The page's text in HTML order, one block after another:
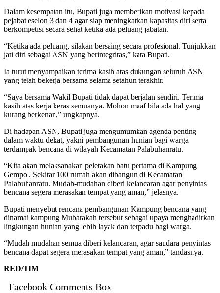
Dalam kesempatan itu, Bupati juga memberikan motivasi kepada
pejabat eselon 3 dan 4 agar siap meningkatkan kapasitas diri serta
berkompetisi secara sehat ketika ada peluang jabatan.
“Ketika ada peluang, silakan bersaing secara profesional. Tunjukkan
jati diri sebagai ASN yang berintegritas,” kata Bupati.
Ia turut menyampaikan terima kasih atas dukungan seluruh ASN
yang telah bekerja bersama selama setahun terakhir.
“Saya bersama Wakil Bupati tidak dapat berjalan sendiri. Terima
kasih atas kerja keras semuanya. Mohon maaf bila ada hal yang
kurang berkenan,” ungkapnya.
Di hadapan ASN, Bupati juga mengumumkan agenda penting
dalam waktu dekat, yakni pembangunan hunian bagi warga
terdampak bencana di wilayah Kecamatan Palabuhanratu.
“Kita akan melaksanakan peletakan batu pertama di Kampung
Gempol. Sekitar 100 rumah akan dibangun di Kecamatan
Palabuhanratu. Mudah-mudahan diberi kelancaran agar penyintas
bencana segera merasakan tempat yang aman,” jelasnya.
Bupati menyebut rencana pembangunan Kampung bencana yang
dinamai kampung Mubarakah tersebut sebagai upaya menghadirkan
lingkungan hunian yang lebih layak dan terpadu bagi warga.
“Mudah mudahan semua diberi kelancaran, agar saudara penyintas
bencana dapat segera merasakan tempat yang aman,” tandasnya.
RED/TIM
Facebook Comments Box